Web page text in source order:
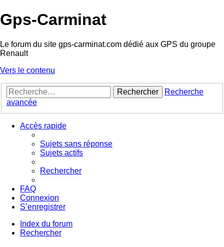
Gps-Carminat
Le forum du site gps-carminat.com dédié aux GPS du groupe
Renault
Vers le contenu
Rechercher
Recherche
avancée
Accès rapide
Sujets sans réponse
Sujets actifs
Rechercher
FAQ
Connexion
S’enregistrer
Index du forum
Rechercher